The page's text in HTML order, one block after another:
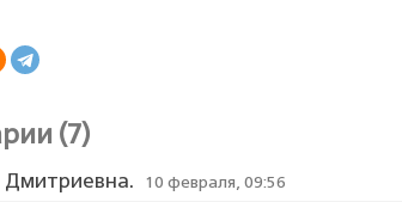
(7)
10 февраля, 09:56